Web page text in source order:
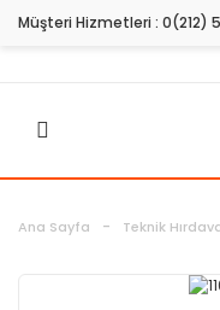
Müşteri Hizmetleri : 0(212)
Ana Sayfa Teknik